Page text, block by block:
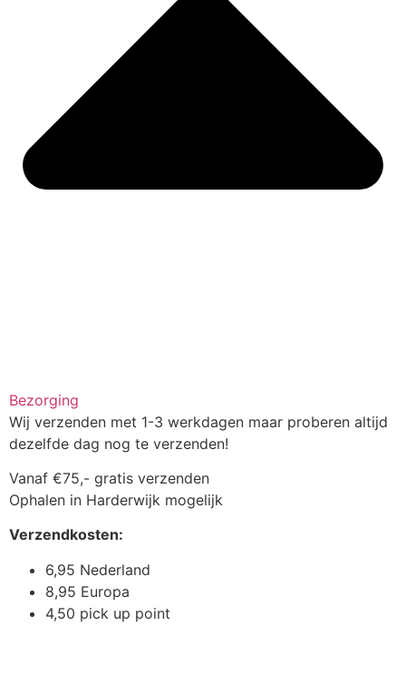
Bezorging
Wij verzenden met 1-3 werkdagen maar proberen altijd
dezelfde dag nog te verzenden!
Vanaf €75,- gratis verzenden
Ophalen in Harderwijk mogelijk
Verzendkosten:
6,95 Nederland
8,95 Europa
4,50 pick up point